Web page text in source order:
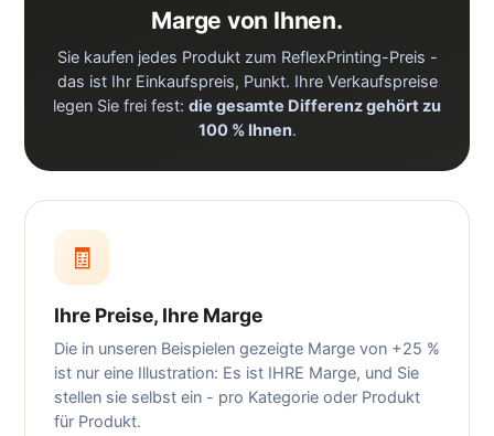
Marge von Ihnen.
Sie kaufen jedes Produkt zum ReflexPrinting-Preis -
das ist Ihr Einkaufspreis, Punkt. Ihre Verkaufspreise
legen Sie frei fest: die gesamte Differenz gehört zu
100 % Ihnen.
🧾
Ihre Preise, Ihre Marge
Die in unseren Beispielen gezeigte Marge von +25 %
ist nur eine Illustration: Es ist IHRE Marge, und Sie
stellen sie selbst ein - pro Kategorie oder Produkt
für Produkt.